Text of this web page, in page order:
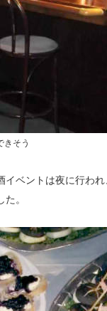
きそう
ベントは夜に行わ
。